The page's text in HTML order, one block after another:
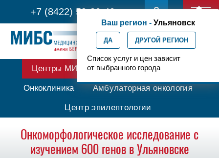
+7 (8422) 59-30-40
Ваш регион - Ульяновск
ДА ДРУГОЙ РЕГИОН
Список услуг и цен зависит
от выбранного города
Центры МИБС Протонная терапия
Онкоклиника Амбулаторная онкология
Центр эпилептологии
Онкоморфологическое исследование с
изучением 600 генов в Ульяновске